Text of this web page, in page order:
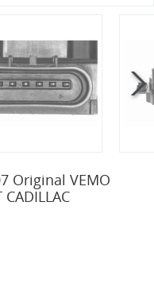
Original VEMO